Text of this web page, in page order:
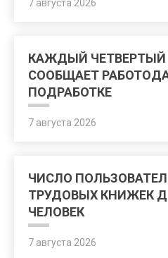
7 августа 2026
КАЖДЫЙ ЧЕТВЕРТЫЙ
СООБЩАЕТ
ПОДРАБОТКЕ
7 августа 2026
ЧИСЛО
ТРУДОВЫХ КНИЖЕК
ЧЕЛОВЕК
7 августа 2026